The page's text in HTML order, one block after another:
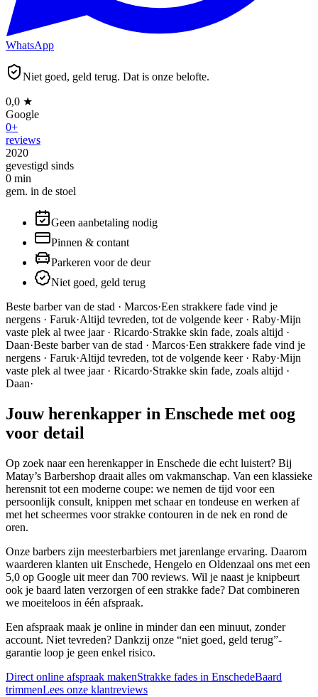
WhatsApp
Niet goed, geld terug. Dat is onze belofte.
0,0 ★
Google
0+
reviews
2020
gevestigd sinds
0 min
gem. in de stoel
Geen aanbetaling nodig
Pinnen & contant
Parkeren voor de deur
Niet goed, geld terug
Beste barber van de stad · Marcos·Een strakkere fade vind je
nergens · Faruk·Altijd tevreden, tot de volgende keer · Raby·Mijn
vaste plek al twee jaar · Ricardo·Strakke skin fade, zoals altijd ·
Daan·Beste barber van de stad · Marcos·Een strakkere fade vind je
nergens · Faruk·Altijd tevreden, tot de volgende keer · Raby·Mijn
vaste plek al twee jaar · Ricardo·Strakke skin fade, zoals altijd ·
Daan·
Jouw herenkapper in Enschede met oog
voor detail
Op zoek naar een herenkapper in Enschede die echt luistert? Bij
Matay’s Barbershop draait alles om vakmanschap. Van een klassieke
herensnit tot een moderne coupe: we nemen de tijd voor een
persoonlijk consult, knippen met schaar en tondeuse en werken af
met het scheermes voor strakke contouren in de nek en rond de
oren.
Onze barbers zijn meesterbarbiers met jarenlange ervaring. Daarom
waarderen klanten uit Enschede, Hengelo en Oldenzaal ons met een
5,0 op Google uit meer dan 700 reviews. Wil je naast je knipbeurt
ook je baard laten verzorgen of een strakke fade? Dat combineren
we moeiteloos in één afspraak.
Een afspraak maak je online in minder dan een minuut, zonder
account. Niet tevreden? Dankzij onze “niet goed, geld terug”-
garantie loop je geen enkel risico.
Direct online afspraak makenStrakke fades in EnschedeBaard
trimmenLees onze klantreviews